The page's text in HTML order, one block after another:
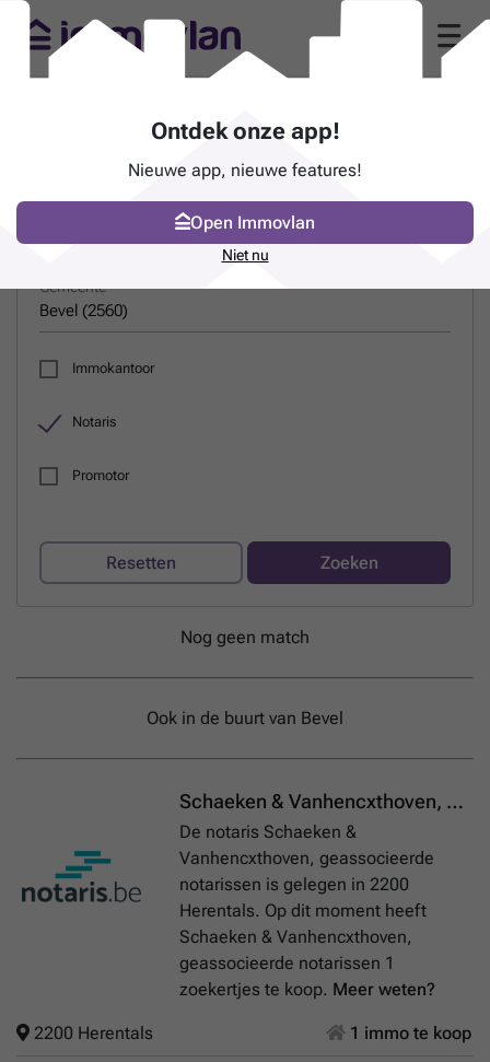
ZOEK EEN PROFESSIONAL
Naam
Gemeente
Immokantoor
Notaris
Promotor
Resetten Zoeken
Nog geen match
Ook in de buurt van Bevel
Schaeken & Vanhencxthoven, geassocieerde notarissen
De notaris Schaeken &
Vanhencxthoven, geassocieerde
notarissen is gelegen in 2200
Herentals. Op dit moment heeft
Schaeken & Vanhencxthoven,
geassocieerde notarissen 1
zoekertjes te koop. Meer weten?
2200 Herentals 1 immo te koop
Ontdek onze app!
Nieuwe app, nieuwe features!
Open Immovlan
Niet nu